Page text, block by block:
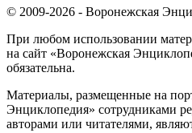
© 2009-2026 - Воронежская
При любом использовании
на сайт «Воронежская
обязательна.
Материалы, размещенные на
Энциклопедия» сотрудниками
авторами или читателями,